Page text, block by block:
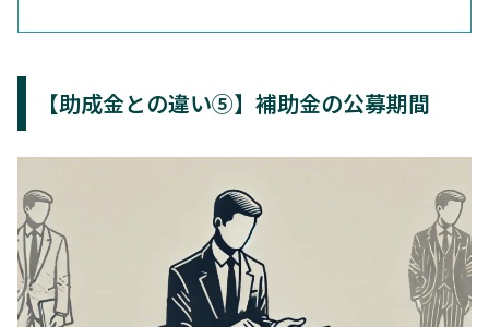
【助成金との違い⑤】補助金の公募期間